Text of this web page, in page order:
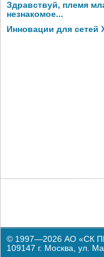
Здравствуй, племя
незнакомое...
Инновации для сетей
© 1997—2026 АО «СК
109147 г. Москва, ул.